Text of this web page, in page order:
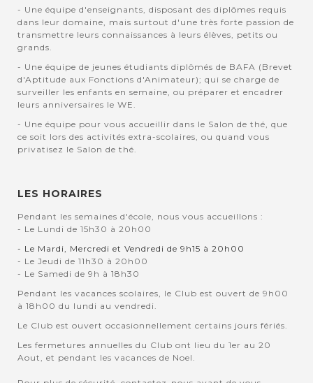
- Une équipe d'enseignants, disposant des diplômes requis
dans leur domaine, mais surtout d'une très forte passion de
transmettre leurs connaissances à leurs élèves, petits ou
grands.
- Une équipe de jeunes étudiants diplômés de BAFA (Brevet
d'Aptitude aux Fonctions d'Animateur); qui se charge de
surveiller les enfants en semaine, ou préparer et encadrer
leurs anniversaires le WE.
- Une équipe pour vous accueillir dans le Salon de thé, que
ce soit lors des activités extra-scolaires, ou quand vous
privatisez le Salon de thé.
LES HORAIRES
Pendant les semaines d'école, nous vous accueillons :
- Le Lundi de 15h30 à 20h00
- Le Mardi, Mercredi et Vendredi de 9h15 à 20h00
- Le Jeudi de 11h30 à 20h00
- Le Samedi de 9h à 18h30
Pendant les vacances scolaires, le Club est ouvert de 9h00
à 18h00 du lundi au vendredi.
Le Club est ouvert occasionnellement certains jours fériés.
Les fermetures annuelles du Club ont lieu du 1er au 20
Aout, et pendant les vacances de Noel.